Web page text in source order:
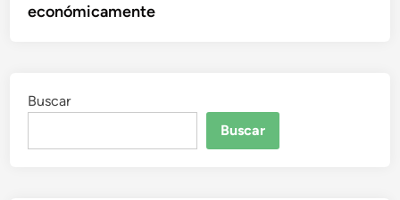
económicamente
Buscar
Buscar